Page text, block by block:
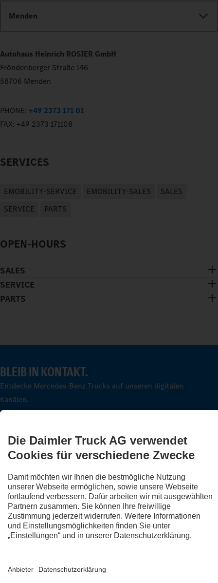
Menden
Autohaus Heinrich ROSIER GmbH
Fröndenberger Straße 146
58706 Menden
PHONE: +49 2373 171 01
FAX: +49 2373 171108
SERVICES
EMOBILITY-SERVICE EMOBILITY-SALES
SALES
SERVICE
PARTS
OPEN-HOURS
SALES
SERVICE
PARTS
BLEIB IN KONTAKT.
Entdecke Mercedes-Benz Trucks auf unseren digitalen
Kanälen.
FOLLOW THE ROADSTARS.
Tausche jetzt Erfahrungen mit anderen Truckerinnen und
Truckern aus.